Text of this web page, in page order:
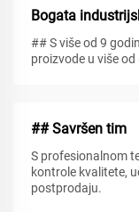
Bogata
## S više od 9
proizvode u više
## Savršen tim
S profesionalnom
kontrole kvalitete,
postprodaju.